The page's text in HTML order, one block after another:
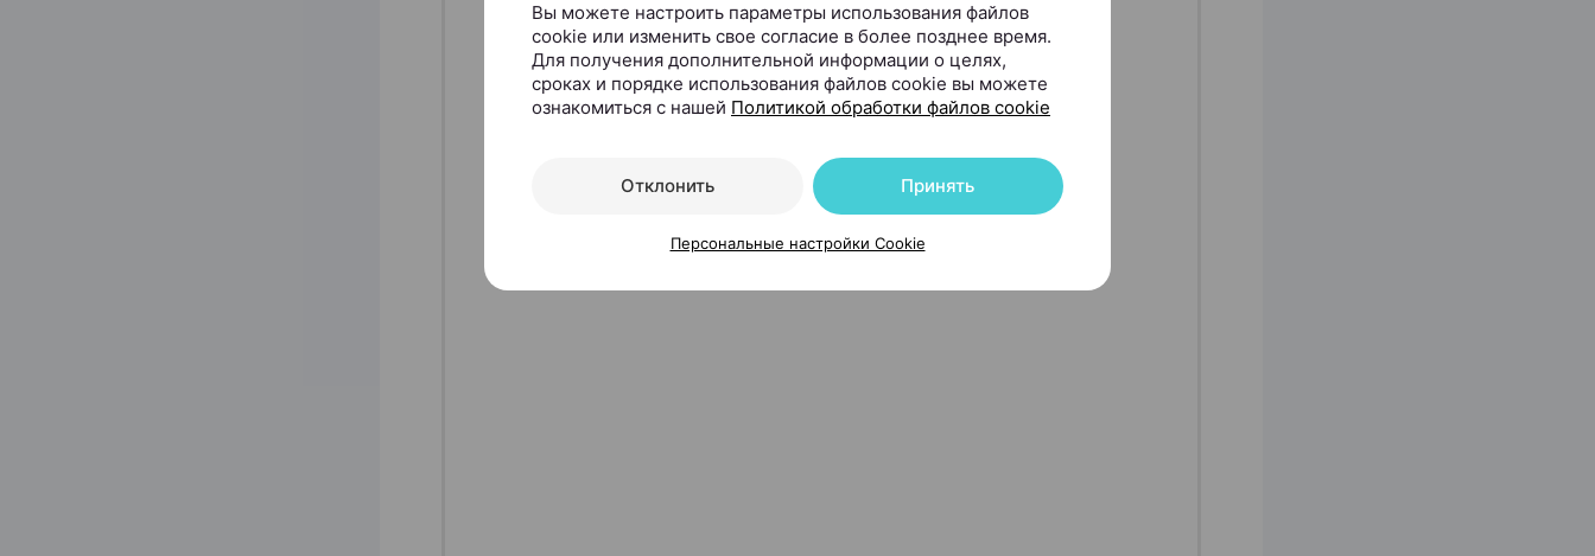
Вы можете настроить параметры использования файлов
cookie или изменить свое согласие в более позднее время.
Для получения дополнительной информации о целях,
сроках и порядке использования файлов cookie вы можете
ознакомиться с нашей Политикой обработки файлов cookie
Отклонить Принять
Персональные настройки Cookie